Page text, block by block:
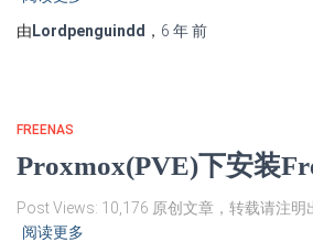
由 Lordpenguindd ， 6 年前
FREENAS
Proxmox(PVE)下安装
Post Views: 10,176 原创文章，转载请注
阅读更多